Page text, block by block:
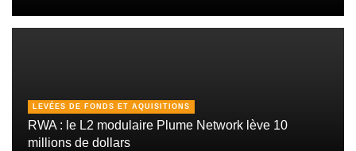
LEVÉES DE FONDS ET AQUISITIONS
RWA : le L2 modulaire Plume Network lève 10
millions de dollars